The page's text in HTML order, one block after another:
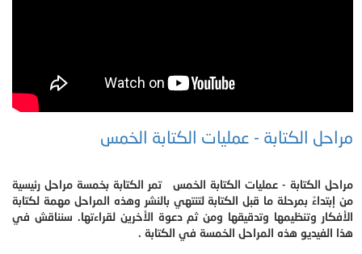
مراحل الكتابة - عمليات الكتابة الخمس
مراحل الكتابة - عمليات الكتابة الخمس تمر الكتابة بخمسة مراحل رئيسية
من إبتداءً بمرحلة ما قبل الكتابة لتنتهي بالنشر وهذه المراحل مهمة لكتابة
الأفكار وتنظيمها وتدقيقها ومن ثم دعوة الأخرين لقراءتها. سنناقش في
هذا الفيديو هذه المراحل الخمسة في الكتابة .